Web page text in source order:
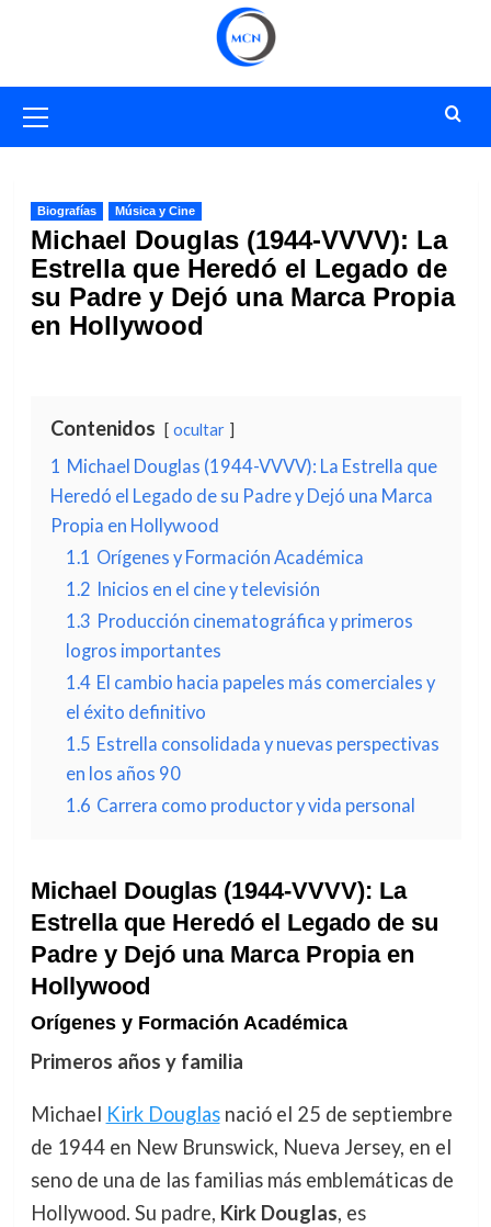
primario
Biografías Música y Cine
Michael Douglas (1944-VVVV): La
Estrella que Heredó el Legado de
su Padre y Dejó una Marca Propia
en Hollywood
Contenidos ocultar
1 Michael Douglas (1944-VVVV): La Estrella que
Heredó el Legado de su Padre y Dejó una Marca
Propia en Hollywood
1.1 Orígenes y Formación Académica
1.2 Inicios en el cine y televisión
1.3 Producción cinematográfica y primeros
logros importantes
1.4 El cambio hacia papeles más comerciales y
el éxito definitivo
1.5 Estrella consolidada y nuevas perspectivas
en los años 90
1.6 Carrera como productor y vida personal
Michael Douglas (1944-VVVV): La
Estrella que Heredó el Legado de su
Padre y Dejó una Marca Propia en
Hollywood
Orígenes y Formación Académica
Primeros años y familia
Michael Kirk Douglasnació el 25 de septiembre
de 1944 en New Brunswick, Nueva Jersey, en el
seno de una de las familias más emblemáticas de
Hollywood. Su padre, Kirk Douglas, es